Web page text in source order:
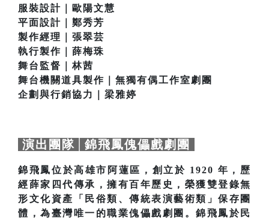
服裝設計｜歐陽文慧
平面設計｜鄭秀芳
製作經理｜張翠芸
執行製作｜薛梅珠
舞台監督｜林茜
舞台機關道具製作｜無獨有偶工作室劇團
企劃與行銷協力｜梁雅婷
演出團隊│錦飛鳳傀儡戲劇團
錦飛鳳位於高雄市阿蓮區，創立於 1920 年，歷
經薛家四代傳承，擁有百年歷史，榮獲雙登錄無
形文化資產「民俗類、傳統表演藝術類」保存團
體，為臺灣唯一的職業傀儡戲劇團。錦飛鳳於民